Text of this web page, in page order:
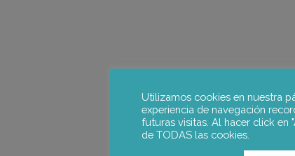
Utilizamos cookies en nuestra
experiencia de navegación
futuras visitas. Al hacer click en
de TODAS las cookies.